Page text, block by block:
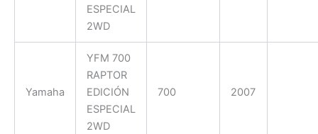
ESPECIAL
2WD
Yamaha
YFM 700
RAPTOR
EDICIÓN
ESPECIAL
2WD
700 2007